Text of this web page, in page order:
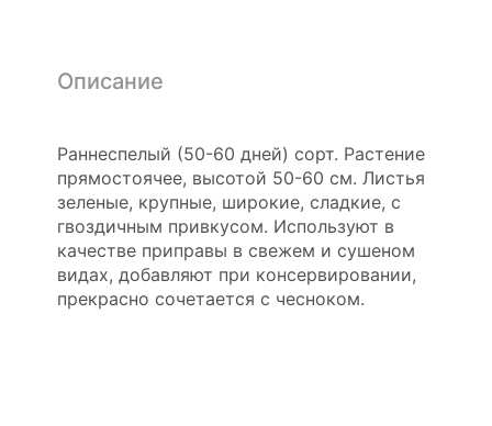
Описание
Раннеспелый (50-60 дней) сорт. Растение
прямостоячее, высотой 50-60 см. Листья
зеленые, крупные, широкие, сладкие, с
гвоздичным привкусом. Используют в
качестве приправы в свежем и сушеном
видах, добавляют при консервировании,
прекрасно сочетается с чесноком.